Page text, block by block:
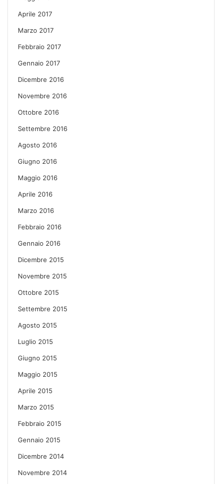
Aprile 2017
Marzo 2017
Febbraio 2017
Gennaio 2017
Dicembre 2016
Novembre 2016
Ottobre 2016
Settembre 2016
Agosto 2016
Giugno 2016
Maggio 2016
Aprile 2016
Marzo 2016
Febbraio 2016
Gennaio 2016
Dicembre 2015
Novembre 2015
Ottobre 2015
Settembre 2015
Agosto 2015
Luglio 2015
Giugno 2015
Maggio 2015
Aprile 2015
Marzo 2015
Febbraio 2015
Gennaio 2015
Dicembre 2014
Novembre 2014